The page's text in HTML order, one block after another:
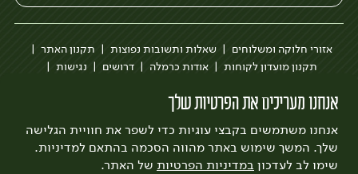
אנחנו מעריכים את הפרטיות שלך
אנחנו משתמשים בקבצי עוגיות כדי לשפר את חוויית הגלישה
שלך. המשך שימוש באתר מהווה הסכמה בהתאם למדיניות.
שימו לב לעדכון במדיניות הפרטיות של האתר.
אזורי חלוקה ומשלוחים שאלות ותשובות נפוצות
תקנון האתר
תקנון מועדון לקוחות
אודות כרמלה דרושים
נגישות
לצפייה בעדכון מדיניות פרטיות
עיצוב:3bears פיתוח:Quatro